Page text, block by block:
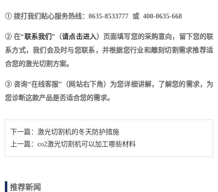
① 拨打我们贴心服务热线：0635-8533777 或 400-0635-668
② 在“联系我们”（请点击进入）页面填写您的采购意向，留下您的联
系方式，我们会及时与您联系，并根据您行业和雕刻切割需求推荐适
合您的激光切割方案。
③ 咨询“在线客服”（网站右下角）为您详细讲解，了解您的需求，为
您诊断这款产品是否适合您的需求。
下一篇：激光切割机的冬天防护措施
上一篇：co2激光切割机可以加工哪些材料
推荐新闻